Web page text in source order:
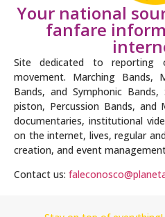
Your national
fanfare
Site dedicated to reporting
movement. Marching Bands,
Bands, and Symphonic
piston, Percussion Bands, and
documentaries, institutional
on the internet, lives, regular
creation, and event
Contact us: